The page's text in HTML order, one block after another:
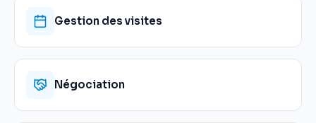
Gestion des visites
Négociation